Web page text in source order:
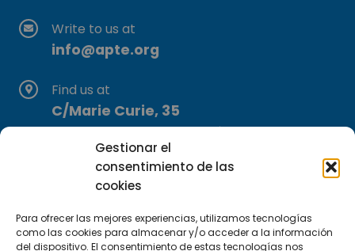
Gestionar el
consentimiento de las
cookies
Para ofrecer las mejores experiencias, utilizamos tecnologías
como las cookies para almacenar y/o acceder a la información
del dispositivo. El consentimiento de estas tecnologías nos
Write to us at
info@apte.org
Find us at
C/Marie Curie, 35
29590 Campanillas, Málaga